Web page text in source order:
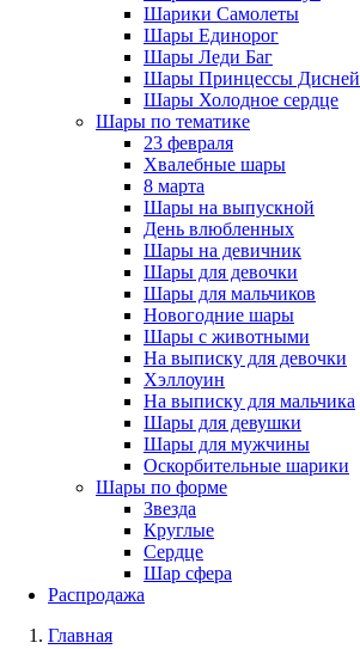
Шарики Самолеты
Шары Единорог
Шары Леди Баг
Шары Принцессы Дисней
Шары Холодное сердце
Шары по тематике
23 февраля
Хвалебные шары
8 марта
Шары на выпускной
День влюбленных
Шары на девичник
Шары для девочки
Шары для мальчиков
Новогодние шары
Шары с животными
На выписку для девочки
Хэллоуин
На выписку для мальчика
Шары для девушки
Шары для мужчины
Оскорбительные шарики
Шары по форме
Звезда
Круглые
Сердце
Шар сфера
Распродажа
Главная